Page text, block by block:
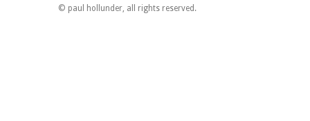
© paul hollunder, all rights reserved.